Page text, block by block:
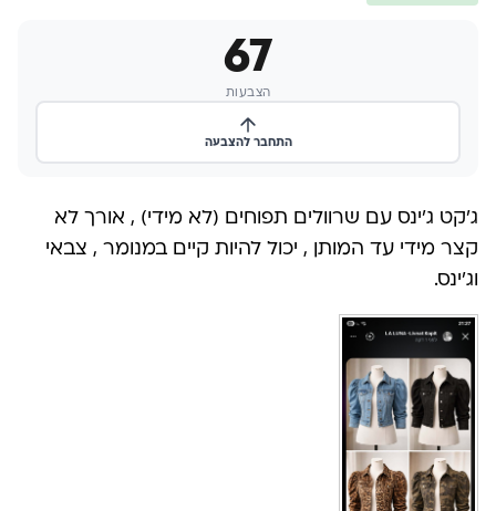
67
הצבעות
התחבר להצבעה
ג’קט ג’ינס עם שרוולים תפוחים (לא מידי) , אורך לא
קצר מידי עד המותן , יכול להיות קיים במנומר , צבאי
וג’ינס.